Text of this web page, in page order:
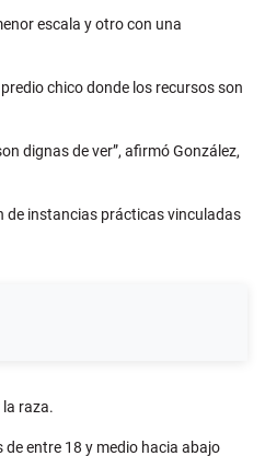
escala y otro con una
chico donde los recursos son
dignas de ver”, afirmó González,
de instancias prácticas vinculadas
raza.
entre 18 y medio hacia abajo